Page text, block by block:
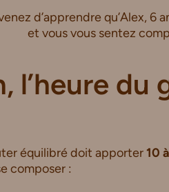
d’apprendre qu’Alex,
et vous vous sentez
l’heure du
équilibré doit apporter 10
composer :